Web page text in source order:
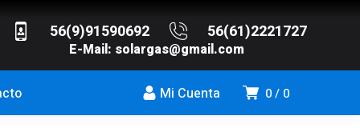
56(9)91590692 56(61)2221727
E-Mail: solargas@gmail.com
0 0
Mi Cuenta